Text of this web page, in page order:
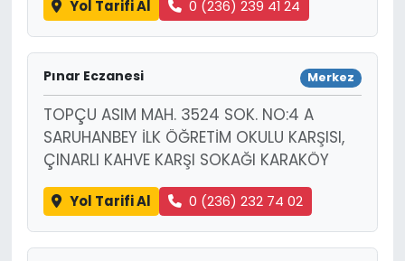
Yol Tarifi Al 0 (236) 239 41 24
Pınar Eczanesi Merkez
TOPÇU ASIM MAH. 3524 SOK. NO:4 A
SARUHANBEY İLK ÖĞRETİM OKULU KARŞISI,
ÇINARLI KAHVE KARŞI SOKAĞI KARAKÖY
Yol Tarifi Al 0 (236) 232 74 02